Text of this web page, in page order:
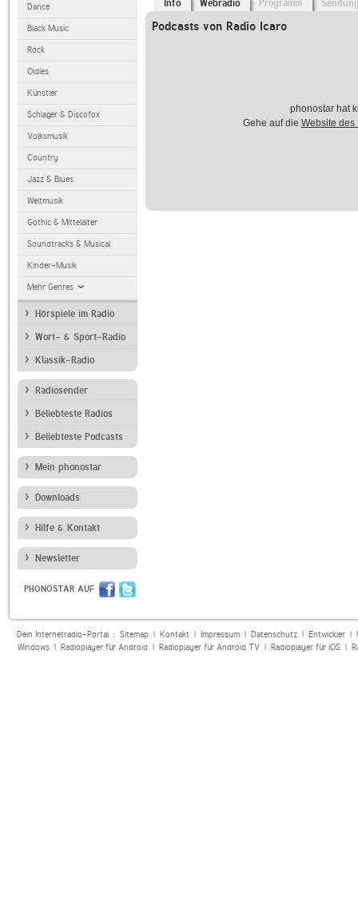
Dance
Black Music
Rock
Oldies
Künstler
Schlager & Discofox
Volksmusik
Country
Jazz & Blues
Weltmusik
Gothic & Mittelalter
Soundtracks & Musical
Kinder-Musik
Mehr Genres
Hörspiele im Radio
Wort- & Sport-Radio
Klassik-Radio
Radiosender
Beliebteste Radios
Beliebteste Podcasts
Mein phonostar
Downloads
Hilfe & Kontakt
Newsletter
PHONOSTAR AUF
Info Webradio Programm
Podcasts von Radio Icaro
phonostar hat
Gehe auf die Website des
Dein Internetradio-Portal : Sitemap| Kontakt| Impressum| Datenschutz| Entwickler|
Windows| Radioplayer für Android| Radioplayer für Android TV| Radioplayer für iOS|